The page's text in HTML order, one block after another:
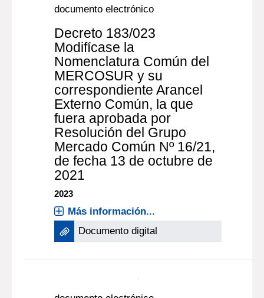
Documento digital
documento electrónico
Decreto 183/023
Modifícase la
Nomenclatura Común del
MERCOSUR y su
correspondiente Arancel
Externo Común, la que
fuera aprobada por
Resolución del Grupo
Mercado Común Nº 16/21,
de fecha 13 de octubre de